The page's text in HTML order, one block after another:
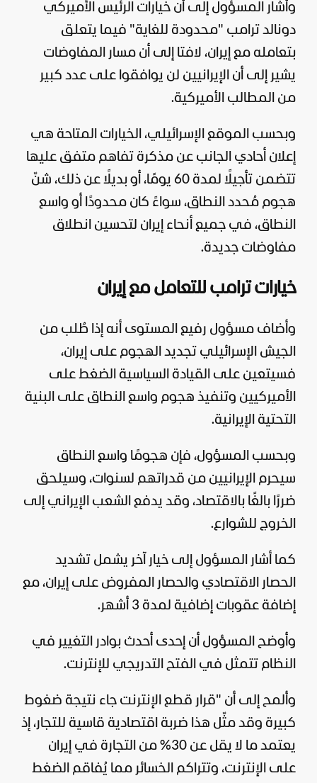
وأشار المسؤول إلى أن خيارات الرئيس الأميركي
دونالد ترامب "محدودة للغاية" فيما يتعلق
بتعامله مع إيران، لافتا إلى أن مسار المفاوضات
يشير إلى أن الإيرانيين لن يوافقوا على عدد كبير
من المطالب الأميركية.
وبحسب الموقع الإسرائيلي، الخيارات المتاحة هي
إعلان أحادي الجانب عن مذكرة تفاهم متفق عليها
تتضمن تأجيلًا لمدة 60 يومًا، أو بديلًا عن ذلك، شنّ
هجوم مُحدد النطاق، سواءً كان محدودًا أو واسع
النطاق، في جميع أنحاء إيران لتحسين انطلاق
مفاوضات جديدة.
خيارات ترامب للتعامل مع إيران
وأضاف مسؤول رفيع المستوى أنه إذا طُلب من
الجيش الإسرائيلي تجديد الهجوم على إيران،
فسيتعين على القيادة السياسية الضغط على
الأميركيين وتنفيذ هجوم واسع النطاق على البنية
التحتية الإيرانية.
وبحسب المسؤول، فإن هجومًا واسع النطاق
سيحرم الإيرانيين من قدراتهم لسنوات، وسيلحق
ضررًا بالغًا بالاقتصاد، وقد يدفع الشعب الإيراني إلى
الخروج للشوارع.
كما أشار المسؤول إلى خيار آخر يشمل تشديد
الحصار الاقتصادي والحصار المفروض على إيران، مع
إضافة عقوبات إضافية لمدة 3 أشهر.
وأوضح المسؤول أن إحدى أحدث بوادر التغيير في
النظام تتمثل في الفتح التدريجي للإنترنت.
وألمح إلى أن "قرار قطع الإنترنت جاء نتيجة ضغوط
كبيرة وقد مثّل هذا ضربة اقتصادية قاسية للتجار، إذ
يعتمد ما لا يقل عن 30% من التجارة في إيران
على الإنترنت، وتتراكم الخسائر مما يُفاقم الضغط